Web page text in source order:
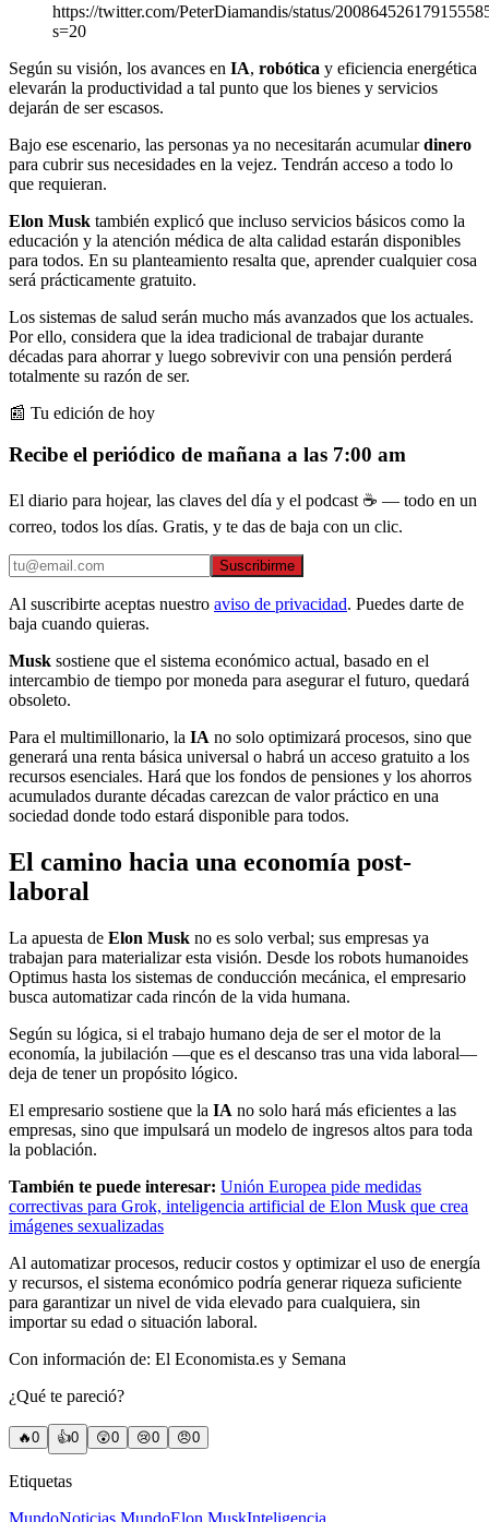
https://twitter.com/PeterDiamandis/status/
s=20
Según su visión, los avances en IA, robótica y eficiencia energética
elevarán la productividad a tal punto que los bienes y servicios
dejarán de ser escasos.
Bajo ese escenario, las personas ya no necesitarán acumulardinero
para cubrir sus necesidades en la vejez. Tendrán acceso a todo lo
que requieran.
Elon Musk también explicó que incluso servicios básicos como la
educación y la atención médica de alta calidad estarán disponibles
para todos. En su planteamiento resalta que, aprender cualquier cosa
será prácticamente gratuito.
Los sistemas de salud serán mucho más avanzados que los actuales.
Por ello, considera que la idea tradicional de trabajar durante
décadas para ahorrar y luego sobrevivir con una pensión perderá
totalmente su razón de ser.
📰 Tu edición de hoy
Recibe el periódico de mañana a las 7:00 am
El diario para hojear, las claves del día y el podcast ☕ — todo en un
correo, todos los días. Gratis, y te das de baja con un clic.
Suscribirme
Al suscribirte aceptas nuestro aviso de privacidad. Puedes darte de
baja cuando quieras.
Musk sostiene que el sistema económico actual, basado en el
intercambio de tiempo por moneda para asegurar el futuro, quedará
obsoleto.
Para el multimillonario, la IA no solo optimizará procesos, sino que
generará una renta básica universal o habrá un acceso gratuito a los
recursos esenciales. Hará que los fondos de pensiones y los ahorros
acumulados durante décadas carezcan de valor práctico en una
sociedad donde todo estará disponible para todos.
El camino hacia una economía post-
laboral
La apuesta de Elon Musk no es solo verbal; sus empresas ya
trabajan para materializar esta visión. Desde los robots humanoides
Optimus hasta los sistemas de conducción mecánica, el empresario
busca automatizar cada rincón de la vida humana.
Según su lógica, si el trabajo humano deja de ser el motor de la
economía, la jubilación —que es el descanso tras una vida laboral—
deja de tener un propósito lógico.
El empresario sostiene que la IA no solo hará más eficientes a las
empresas, sino que impulsará un modelo de ingresos altos para toda
la población.
También te puede interesar: Unión Europea pide medidas
correctivas para Grok, inteligencia artificial de Elon Musk que crea
imágenes sexualizadas
Al automatizar procesos, reducir costos y optimizar el uso de energía
y recursos, el sistema económico podría generar riqueza suficiente
para garantizar un nivel de vida elevado para cualquiera, sin
importar su edad o situación laboral.
Con información de: El Economista.es y Semana
¿Qué te pareció?
🔥0 👍0 😲0 😢0 😠0
Etiquetas
MundoNoticias MundoElon MuskInteligencia